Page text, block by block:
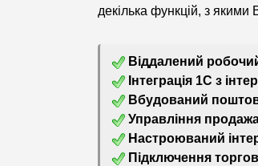
декілька функцій, з
Віддалений
Інтеграція 1С з
Вбудований
Управління
Настроюваний
Підключення